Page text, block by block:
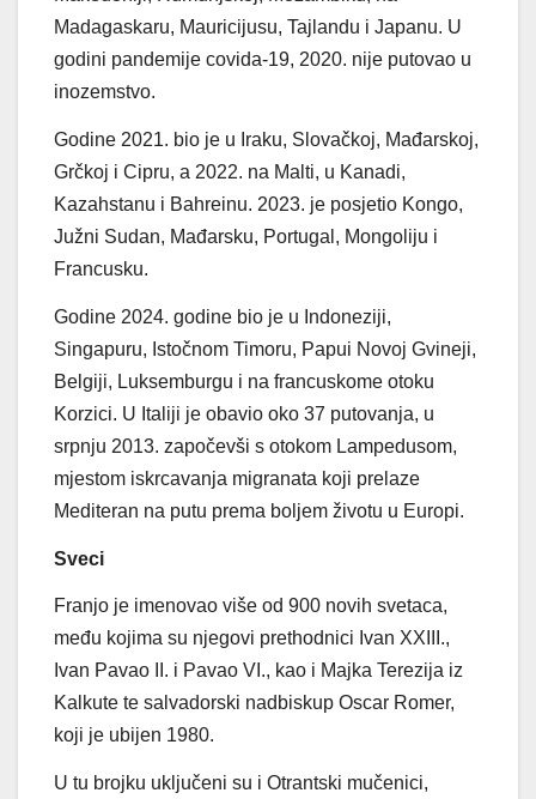
Madagaskaru, Mauricijusu, Tajlandu i Japanu. U
godini pandemije covida-19, 2020. nije putovao u
inozemstvo.
Godine 2021. bio je u Iraku, Slovačkoj, Mađarskoj,
Grčkoj i Cipru, a 2022. na Malti, u Kanadi,
Kazahstanu i Bahreinu. 2023. je posjetio Kongo,
Južni Sudan, Mađarsku, Portugal, Mongoliju i
Francusku.
Godine 2024. godine bio je u Indoneziji,
Singapuru, Istočnom Timoru, Papui Novoj Gvineji,
Belgiji, Luksemburgu i na francuskome otoku
Korzici. U Italiji je obavio oko 37 putovanja, u
srpnju 2013. započevši s otokom Lampedusom,
mjestom iskrcavanja migranata koji prelaze
Mediteran na putu prema boljem životu u Europi.
Sveci
Franjo je imenovao više od 900 novih svetaca,
među kojima su njegovi prethodnici Ivan XXIII.,
Ivan Pavao II. i Pavao VI., kao i Majka Terezija iz
Kalkute te salvadorski nadbiskup Oscar Romer,
koji je ubijen 1980.
U tu brojku uključeni su i Otrantski mučenici,